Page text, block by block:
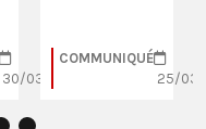
30/03/2026
COMMUNIQUÉ
25/